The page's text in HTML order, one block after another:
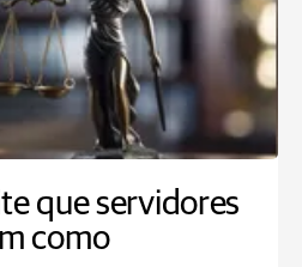
que servidores
como